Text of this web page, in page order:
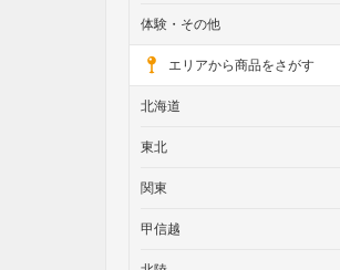
体験・その他
エリアから商品をさがす
北海道
東北
関東
甲信越